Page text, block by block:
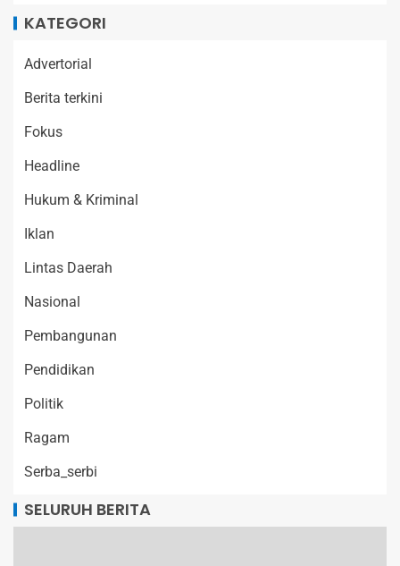
KATEGORI
Advertorial
Berita terkini
Fokus
Headline
Hukum & Kriminal
Iklan
Lintas Daerah
Nasional
Pembangunan
Pendidikan
Politik
Ragam
Serba_serbi
SELURUH BERITA